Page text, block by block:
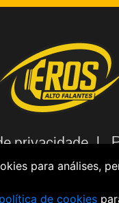
privacidade |
|Código de
|
Política de
para análises,
política de cookies